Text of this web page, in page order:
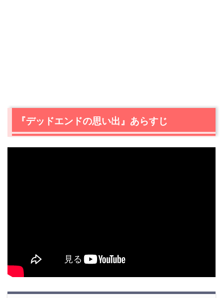
『デッドエンドの思い出』あらすじ